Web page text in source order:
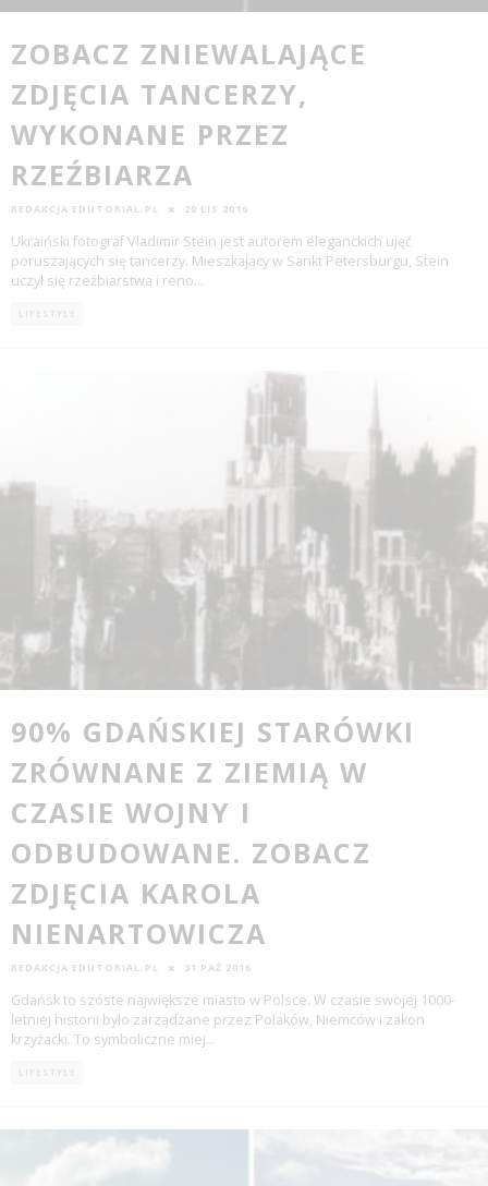
ZOBACZ ZNIEWALAJĄCE
ZDJĘCIA TANCERZY,
WYKONANE PRZEZ
RZEŹBIARZA
REDAKCJA EDUTORIAL.PL 20 LIS 2016
Ukraiński fotograf Vladimir Stein jest autorem eleganckich ujęć
poruszających się tancerzy. Mieszkający w Sankt Petersburgu, Stein
uczył się rzeźbiarstwa i reno...
LIFESTYLE
90% GDAŃSKIEJ STARÓWKI
ZRÓWNANE Z ZIEMIĄ W
CZASIE WOJNY I
ODBUDOWANE. ZOBACZ
ZDJĘCIA KAROLA
NIENARTOWICZA
REDAKCJA EDUTORIAL.PL 31 PAŹ 2016
Gdańsk to szóste największe miasto w Polsce. W czasie swojej 1000-
letniej historii było zarządzane przez Polaków, Niemców i zakon
krzyżacki. To symboliczne miej...
LIFESTYLE